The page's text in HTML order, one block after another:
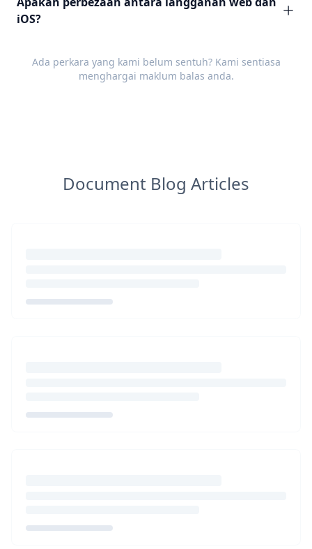
iOS?
Ada perkara yang kami belum sentuh? Kami sentiasa
menghargai maklum balas anda.
Document Blog Articles